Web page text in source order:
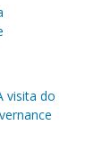
visita do